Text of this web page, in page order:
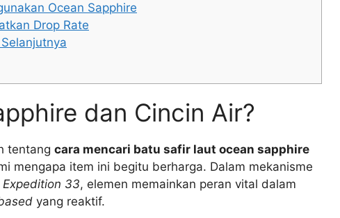
Ocean Sapphire
Drop Rate
dan Cincin Air?
tentang cara mencari batu safir laut ocean sapphire
mengapa item ini begitu berharga. Dalam mekanisme
Expedition 33, elemen memainkan peran vital dalam
yang reaktif.